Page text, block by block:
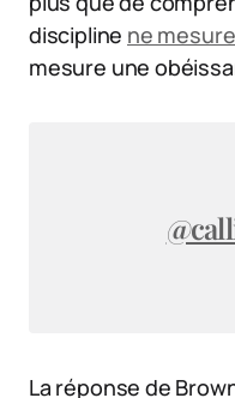
discipline ne
mesure une
La réponse de